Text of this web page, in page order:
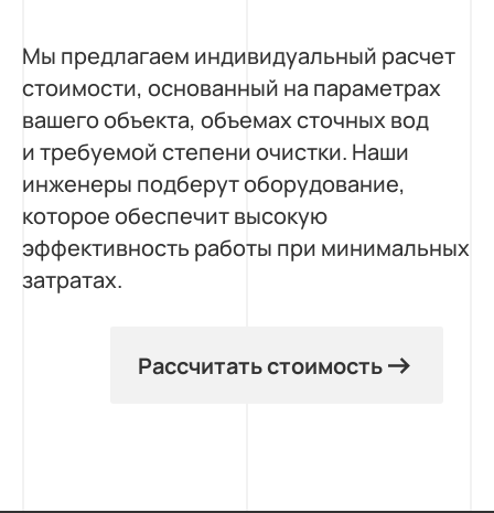
Мы предлагаем индивидуальный расчет
стоимости, основанный на параметрах
вашего объекта, объемах сточных вод
и требуемой степени очистки. Наши
инженеры подберут оборудование,
которое обеспечит высокую
эффективность работы при минимальных
затратах.
Рассчитать стоимость